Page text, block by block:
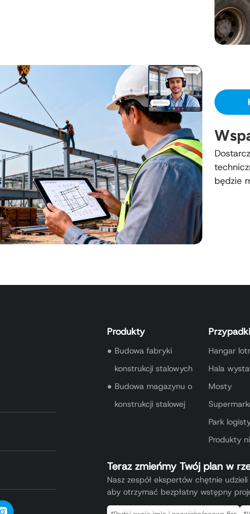
będzie
Produkty
● Budowa fabryki
konstrukcji stalowych
● Budowa magazynu o
konstrukcji stalowej
Hangar
Hala
Mosty
Park
Produkty
Teraz zmieńmy Twój plan w
Nasz zespół ekspertów chętnie
aby otrzymać bezpłatny wstępny